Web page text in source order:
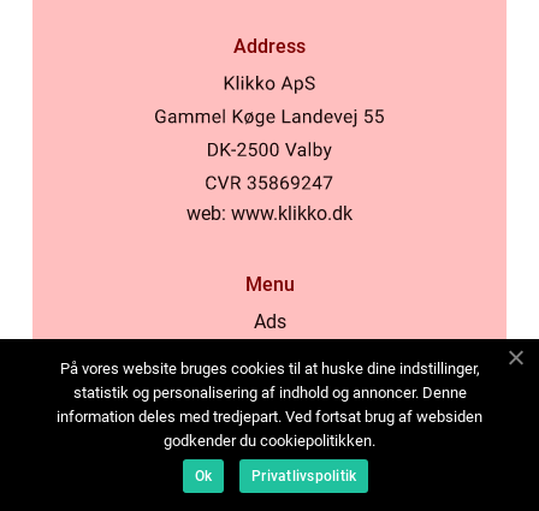
Address
web: www.klikko.dk
Menu
Ads
Cookies
Contact
Sitemap
På vores website bruges cookies til at huske dine indstillinger,
statistik og personalisering af indhold og annoncer. Denne
information deles med tredjepart. Ved fortsat brug af websiden
godkender du cookiepolitikken.
Ok Privatlivspolitik